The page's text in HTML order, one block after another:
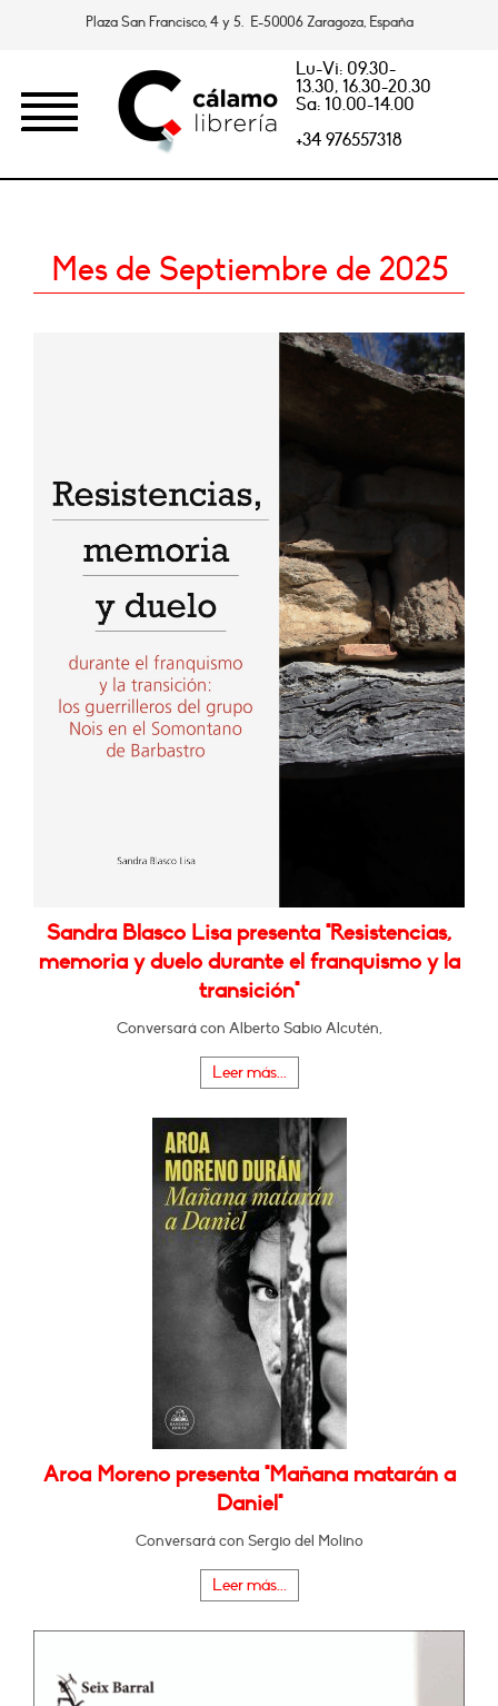
Plaza San Francisco, 4 y 5. E-50006 Zaragoza, España
Lu-Vi: 09.30-
13.30, 16.30-20.30
Sa: 10.00-14.00
+34 976557318
Mes de Septiembre de 2025
Sandra Blasco Lisa presenta "Resistencias,
memoria y duelo durante el franquismo y la
transición"
Conversará con Alberto Sabio Alcutén,
Leer más...
Aroa Moreno presenta "Mañana matarán a
Daniel"
Conversará con Sergio del Molino
Leer más...